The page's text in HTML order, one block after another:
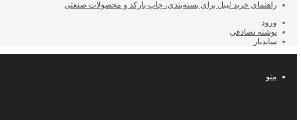
راهنمای خرید لیبل برای بسته‌بندی، چاپ بارکد و محصولات صنعتی
ورود
نوشته تصادفی
سایدبار
منو